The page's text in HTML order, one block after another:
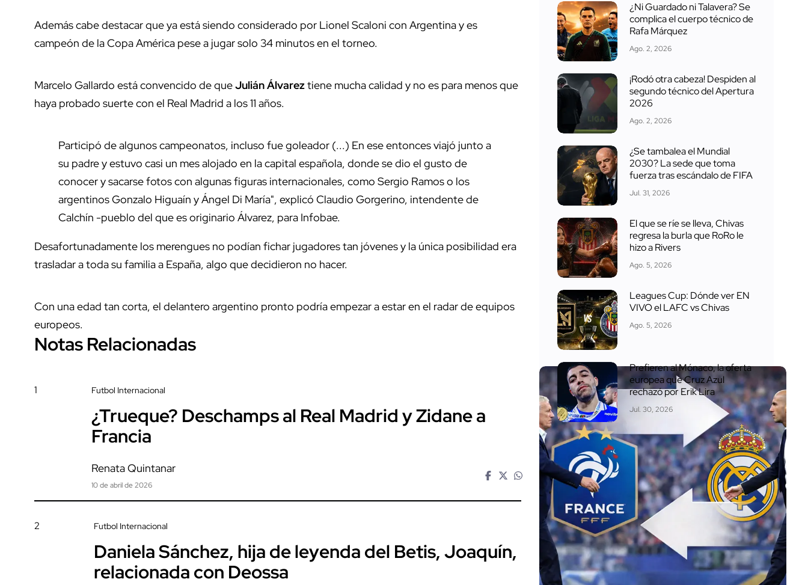
Además cabe destacar que ya está siendo considerado por Lionel Scaloni con Argentina y es
campeón de la Copa América pese a jugar solo 34 minutos en el torneo.
Marcelo Gallardo está convencido de queJulián Álvareztiene mucha calidad y no es para menos que
haya probado suerte con el Real Madrid a los 11 años.
Participó de algunos campeonatos, incluso fue goleador (...) En ese entonces viajó junto a
su padre y estuvo casi un mes alojado en la capital española, donde se dio el gusto de
conocer y sacarse fotos con algunas figuras internacionales, como Sergio Ramos o los
argentinos Gonzalo Higuaín y Ángel Di María", explicó Claudio Gorgerino, intendente de
Calchín -pueblo del que es originario Álvarez, para Infobae.
Desafortunadamente los merengues no podían fichar jugadores tan jóvenes y la única posibilidad era
trasladar a toda su familia a España, algo que decidieron no hacer.
Con una edad tan corta, el delantero argentino pronto podría empezar a estar en el radar de equipos
europeos.
Notas Relacionadas
1 Futbol Internacional
¿Trueque? Deschamps al Real Madrid y Zidane a
Francia
Renata Quintanar
10 de abril de 2026
2 Futbol Internacional
Daniela Sánchez, hija de leyenda del Betis, Joaquín,
relacionada con Deossa
¿Ni Guardado ni Talavera? Se
complica el cuerpo técnico de
Rafa Márquez
Ago. 2, 2026
¡Rodó otra cabeza! Despiden al
segundo técnico del Apertura
2026
Ago. 2, 2026
¿Se tambalea el Mundial
2030? La sede que toma
fuerza tras escándalo de FIFA
Jul. 31, 2026
El que se ríe se lleva, Chivas
regresa la burla que RoRo le
hizo a Rivers
Ago. 5, 2026
Leagues Cup: Dónde ver EN
VIVO el LAFC vs Chivas
Ago. 5, 2026
Prefieren al Mónaco, la oferta
europea que Cruz Azul
rechazó por Erik Lira
Jul. 30, 2026